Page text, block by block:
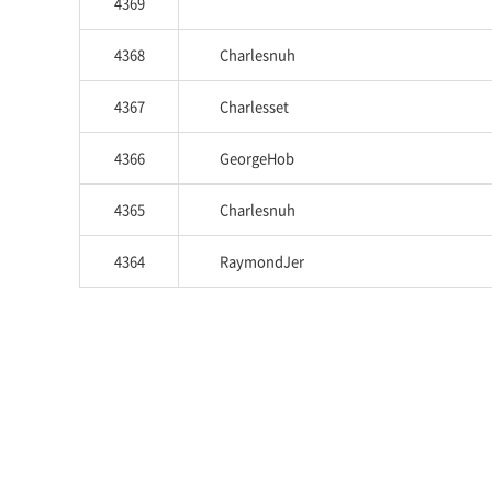
4368 Charlesnuh
4367 Charlesset
4366 GeorgeHob
4365 Charlesnuh
4364 RaymondJer